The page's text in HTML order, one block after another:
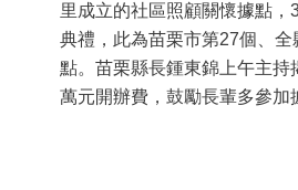
里成立的社區照顧關懷據點，
典禮，此為苗栗市第27個、全
點。苗栗縣長鍾東錦上午主持
萬元開辦費，鼓勵長輩多參加